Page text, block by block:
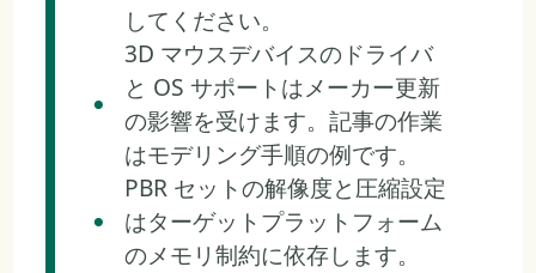
してください。
3D マウスデバイスのドライバ
と OS サポートはメーカー更新
の影響を受けます。記事の作業
はモデリング手順の例です。
PBR セットの解像度と圧縮設定
はターゲットプラットフォーム
のメモリ制約に依存します。